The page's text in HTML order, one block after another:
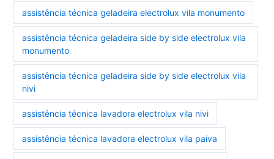
assistência técnica geladeira electrolux vila monumento
assistência técnica geladeira side by side electrolux vila
monumento
assistência técnica geladeira side by side electrolux vila
nivi
assistência técnica lavadora electrolux vila nivi
assistência técnica lavadora electrolux vila paiva